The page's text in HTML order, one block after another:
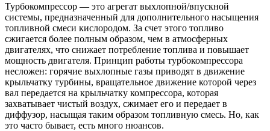
Турбокомпрессор — это агрегат выхлопной/впускной
системы, предназначенный для дополнительного насыщения
топливной смеси кислородом. За счет этого топливо
сжигается более полным образом, чем в атмосферных
двигателях, что снижает потребление топлива и повышает
мощность двигателя. Принцип работы турбокомпрессора
несложен: горячие выхлопные газы приводят в движение
крыльчатку турбины, вращательное движение которой через
вал передается на крыльчатку компрессора, которая
захватывает чистый воздух, сжимает его и передает в
диффузор, насыщая таким образом топливную смесь. Но, как
это часто бывает, есть много нюансов.